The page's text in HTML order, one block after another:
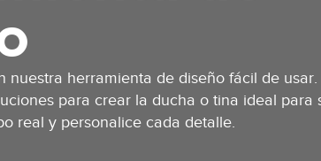
nuestra herramienta de diseño fácil de usar.
para crear la ducha o tina ideal para
real y personalice cada detalle.